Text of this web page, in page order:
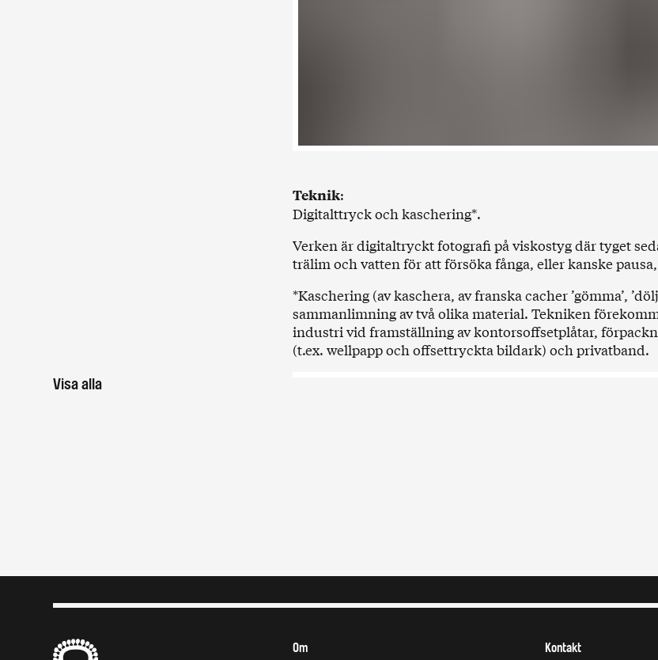
Teknik:
Digitalttryck och kaschering*.
Verken är digitaltryckt fotografi på viskostyg där tyget
trälim och vatten för att försöka fånga, eller kanske
*Kaschering (av kaschera, av franska cacher ’gömma’,
sammanlimning av två olika material. Tekniken
industri vid framställning av kontorsoffsetplåtar,
(t.ex. wellpapp och offsettryckta bildark) och privatband.
Visa alla
Om Kontakt